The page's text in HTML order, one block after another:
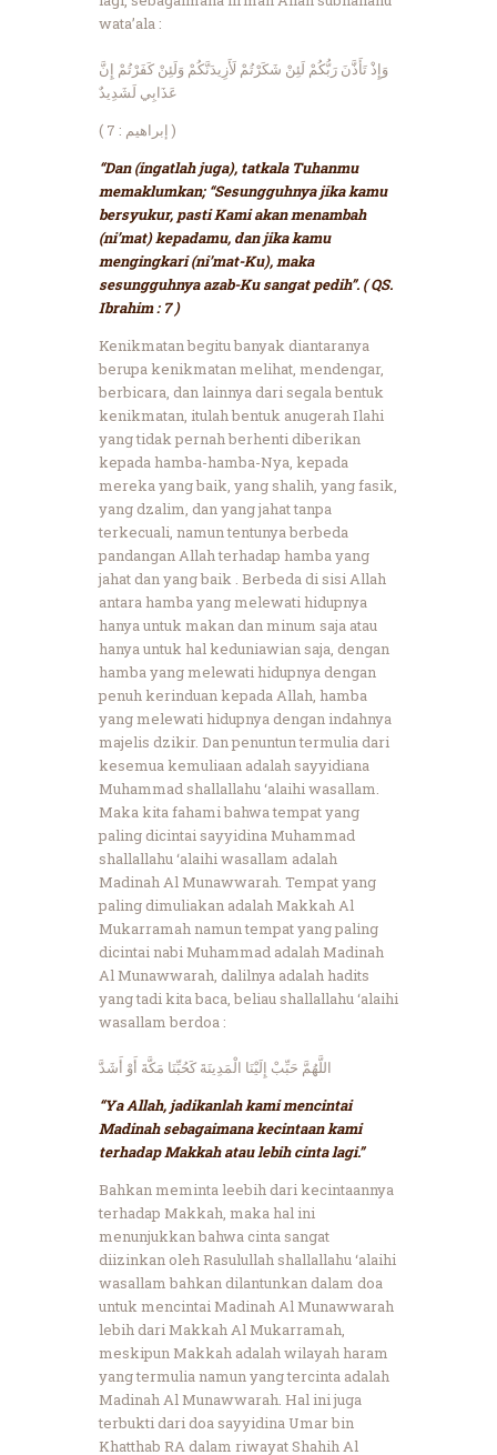
wata’ala :
وَإِذْ تَأَذَّنَ رَبُّكُمْ لَئِنْ شَكَرْتُمْ لَأَزِيدَنَّكُمْ وَلَئِنْ كَفَرْتُمْ إِنَّ
عَذَابِي لَشَدِيدٌ
( إبراهيم : 7 )
“Dan (ingatlah juga), tatkala Tuhanmu
memaklumkan; “Sesungguhnya jika kamu
bersyukur, pasti Kami akan menambah
(ni’mat) kepadamu, dan jika kamu
mengingkari (ni’mat-Ku), maka
sesungguhnya azab-Ku sangat pedih”. ( QS.
Ibrahim : 7 )
Kenikmatan begitu banyak diantaranya
berupa kenikmatan melihat, mendengar,
berbicara, dan lainnya dari segala bentuk
kenikmatan, itulah bentuk anugerah Ilahi
yang tidak pernah berhenti diberikan
kepada hamba-hamba-Nya, kepada
mereka yang baik, yang shalih, yang fasik,
yang dzalim, dan yang jahat tanpa
terkecuali, namun tentunya berbeda
pandangan Allah terhadap hamba yang
jahat dan yang baik . Berbeda di sisi Allah
antara hamba yang melewati hidupnya
hanya untuk makan dan minum saja atau
hanya untuk hal keduniawian saja, dengan
hamba yang melewati hidupnya dengan
penuh kerinduan kepada Allah, hamba
yang melewati hidupnya dengan indahnya
majelis dzikir. Dan penuntun termulia dari
kesemua kemuliaan adalah sayyidiana
Muhammad shallallahu ‘alaihi wasallam.
Maka kita fahami bahwa tempat yang
paling dicintai sayyidina Muhammad
shallallahu ‘alaihi wasallam adalah
Madinah Al Munawwarah. Tempat yang
paling dimuliakan adalah Makkah Al
Mukarramah namun tempat yang paling
dicintai nabi Muhammad adalah Madinah
Al Munawwarah, dalilnya adalah hadits
yang tadi kita baca, beliau shallallahu ‘alaihi
wasallam berdoa :
اللَّهُمَّ حَبِّبْ إِلَيْنَا الْمَدِينَةَ كَحُبِّنَا مَكَّةَ أَوْ أَشَدَّ
“Ya Allah, jadikanlah kami mencintai
Madinah sebagaimana kecintaan kami
terhadap Makkah atau lebih cinta lagi.”
Bahkan meminta leebih dari kecintaannya
terhadap Makkah, maka hal ini
menunjukkan bahwa cinta sangat
diizinkan oleh Rasulullah shallallahu ‘alaihi
wasallam bahkan dilantunkan dalam doa
untuk mencintai Madinah Al Munawwarah
lebih dari Makkah Al Mukarramah,
meskipun Makkah adalah wilayah haram
yang termulia namun yang tercinta adalah
Madinah Al Munawwarah. Hal ini juga
terbukti dari doa sayyidina Umar bin
Khatthab RA dalam riwayat Shahih Al